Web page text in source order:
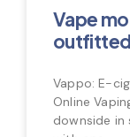
Vape
outfitted
Vappo: E-
Online
downside in